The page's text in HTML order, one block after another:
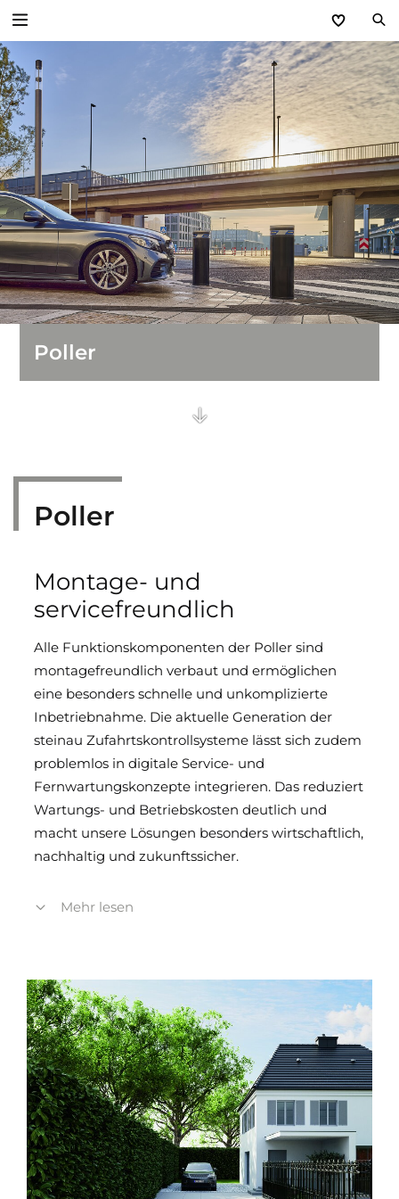
Zurück
Zufahrts­kontroll­systeme
Poller
Sicherheitssperren
Schranken
Parkraum-Management-Systeme
Einfahrtstore
Poller
Poller
Montage- und
servicefreundlich
Alle Funktionskomponenten der Poller sind
montagefreundlich verbaut und ermöglichen
eine besonders schnelle und unkomplizierte
Inbetriebnahme. Die aktuelle Generation der
steinau Zufahrtskontrollsysteme lässt sich zudem
problemlos in digitale Service- und
Fernwartungskonzepte integrieren. Das reduziert
Wartungs- und Betriebskosten deutlich und
macht unsere Lösungen besonders wirtschaftlich,
nachhaltig und zukunftssicher.
Das umfangreiche Programm an Pollern bietet
automatische, halbautomatische, feststehende
und entnehmbare Ausführungen. Damit sichern
Sie zuverlässig innerstädtische Bereiche,
öffentliche Plätze und Firmengelände ab und
sorgen zugleich für eine klare Verkehrsregelung.
Die durchdachten Konstruktionen verbinden
sichere Technik mit ansprechendem Design – für
mehr Schutz und eine hochwertige Optik im
Mehr lesen